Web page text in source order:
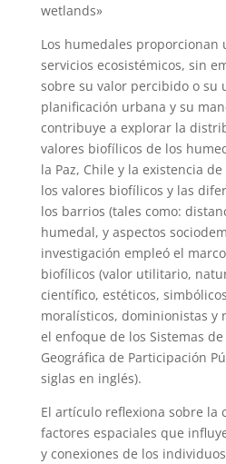
wetlands»
Los humedales proporcionan
servicios ecosistémicos, sin
sobre su valor percibido o su
planificación urbana y su
contribuye a explorar la
valores biofílicos de los
la Paz, Chile y la existencia
los valores biofílicos y las
los barrios (tales como:
humedal, y aspectos
investigación empleó el
biofílicos (valor utilitario,
científico, estéticos,
moralísticos, dominionistas y
el enfoque de los Sistemas
Geográfica de Participación
siglas en inglés).
El artículo reflexiona sobre la
factores espaciales que
y conexiones de los